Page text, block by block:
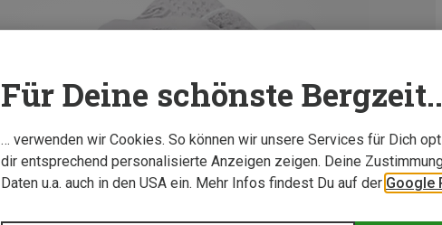
Für Deine schönste
… verwenden wir Cookies. So können wir unsere Services für Dich
dir entsprechend personalisierte Anzeigen zeigen. Deine
Daten u.a. auch in den USA ein. Mehr Infos findest Du auf der Google